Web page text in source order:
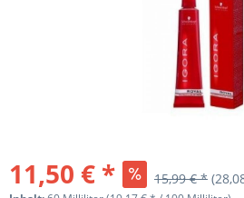
11,50 € * 15,99 € *